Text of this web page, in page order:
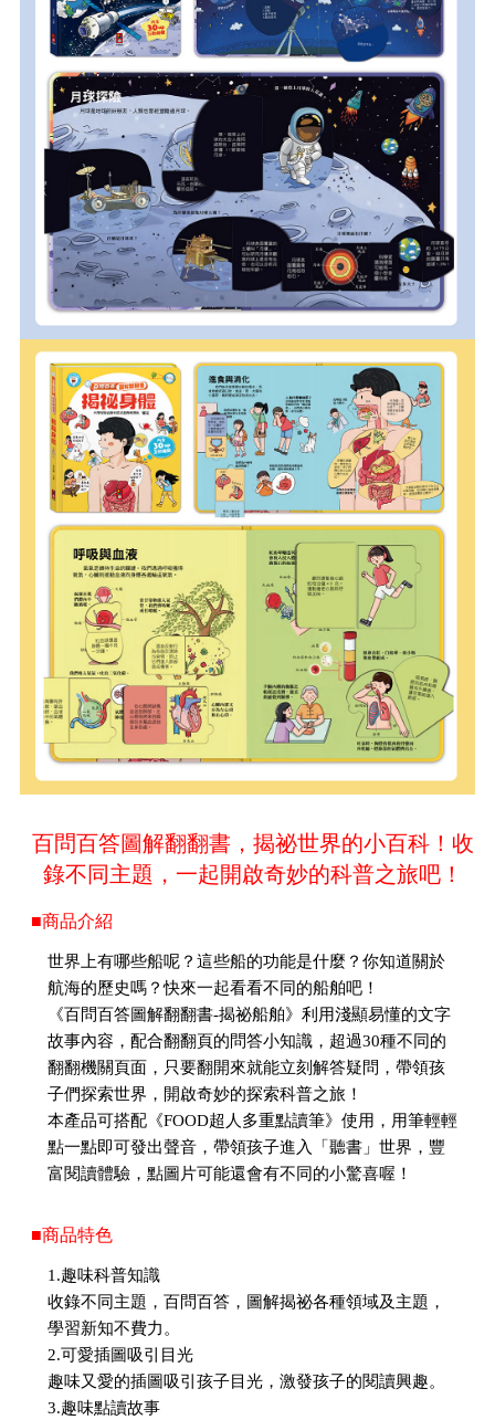
百問百答圖解翻翻書，揭祕世界的小百科！收
錄不同主題，一起開啟奇妙的科普之旅吧！
■商品介紹
世界上有哪些船呢？這些船的功能是什麼？你知道關於
航海的歷史嗎？快來一起看看不同的船舶吧！
《百問百答圖解翻翻書-揭祕船舶》利用淺顯易懂的文字
故事內容，配合翻翻頁的問答小知識，超過30種不同的
翻翻機關頁面，只要翻開來就能立刻解答疑問，帶領孩
子們探索世界，開啟奇妙的探索科普之旅！
本產品可搭配《FOOD超人多重點讀筆》使用，用筆輕輕
點一點即可發出聲音，帶領孩子進入「聽書」世界，豐
富閱讀體驗，點圖片可能還會有不同的小驚喜喔！
■商品特色
1.趣味科普知識
收錄不同主題，百問百答，圖解揭祕各種領域及主題，
學習新知不費力。
2.可愛插圖吸引目光
趣味又愛的插圖吸引孩子目光，激發孩子的閱讀興趣。
3.趣味點讀故事